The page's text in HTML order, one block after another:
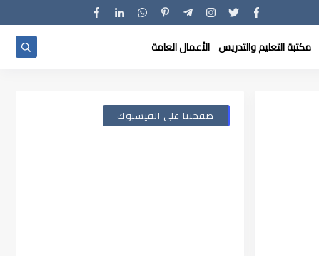
مكتبة التعليم والتدريس الأعمال العامة
صفحتنا على الفيسبوك